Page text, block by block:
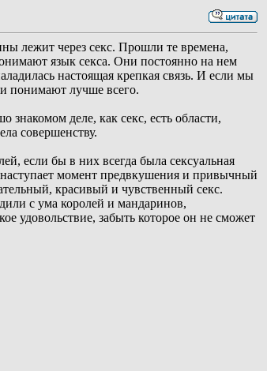
лежит через секс. Прошли те времена,
язык секса. Они постоянно на нем
настоящая крепкая связь. И если мы
понимают лучше всего.
деле, как секс, есть области,
совершенству.
если бы в них всегда была сексуальная
наступает момент предвкушения и привычный
красивый и чувственный секс.
с ума королей и мандаринов,
удовольствие, забыть которое он не сможет